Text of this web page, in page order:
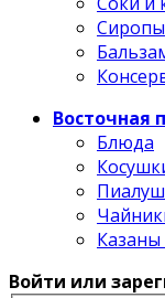
Сиропы
Восточная
Блюда
Войти или